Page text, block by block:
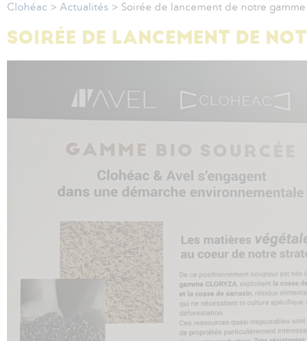
Clohéac > Actualités > Soirée de lancement de notre gamme
SOIRÉE DE LANCEMENT DE